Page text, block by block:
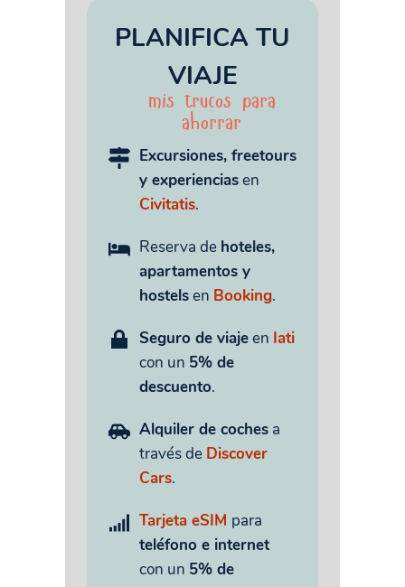
PLANIFICA TU
VIAJE
mis trucos para
ahorrar
Excursiones, freetours
y experienciasen
Civitatis.
Reserva de hoteles,
apartamentos y
hostelsen Booking.
Seguro de viajeen Iati
con un 5% de
descuento.
Alquiler de coches a
través de Discover
Cars.
Tarjeta eSIM para
teléfono e internet
con un 5% de